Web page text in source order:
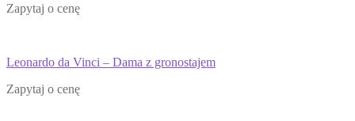
Zapytaj o cenę
Leonardo da Vinci – Dama z gronostajem
Zapytaj o cenę